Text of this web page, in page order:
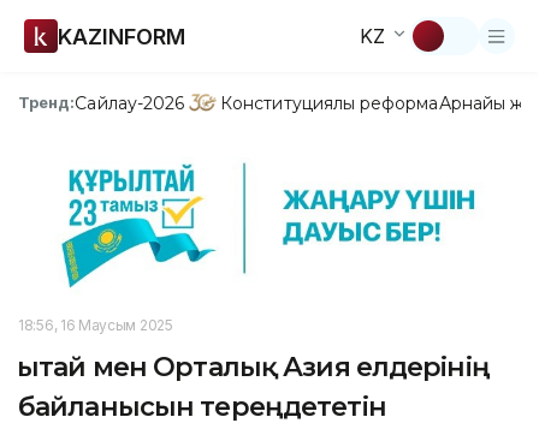
KAZINFORM KZ
Тренд:Сайлау-2026 Конституциялық реформаАрнайы
18:56, 16 Маусым 2025
Қытай мен Орталық Азия елдерінің
байланысын тереңдететін